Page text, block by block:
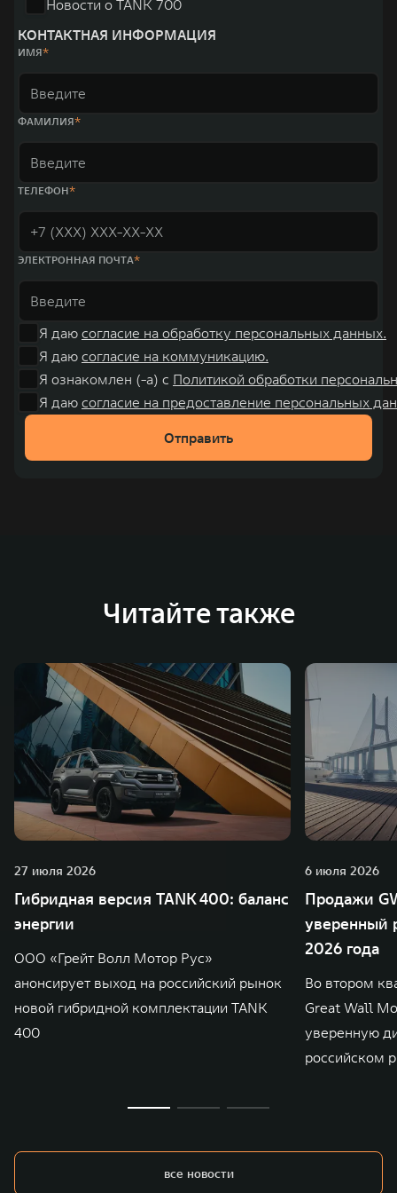
Австрии и Южной Корее. Компания построила глобальную систему
«14+5», которая включает 10 внутренних производственных
комплексов и 4 зарубежных – в России, Таиланде, Бразилии и Индии, а
также 5 предприятий по сборке автомобилей.
Новости о TANK 700
КОНТАКТНАЯ ИНФОРМАЦИЯ
ИМЯ
ФАМИЛИЯ
ТЕЛЕФОН
ЭЛЕКТРОННАЯ ПОЧТА
Я даю согласие на обработку персональных данных.
Я даю согласие на коммуникацию.
Я ознакомлен (-а) с Политикой обработки
Я даю согласие на предоставление персональных
Отправить
Читайте также
27 июля 2026
Гибридная версия TANK 400: баланс
энергии
ООО «Грейт Волл Мотор Рус»
анонсирует выход на российский рынок
новой гибридной комплектации TANK
400
6 июля 2026
Продажи
уверенный
2026 года
Во втором
Great Wall
уверенную
российском
все новости